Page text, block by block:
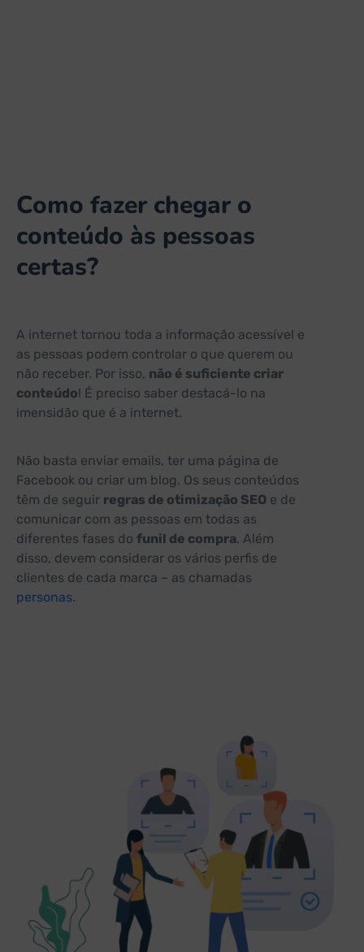
Como fazer chegar o
conteúdo às pessoas
certas?
A internet tornou toda a informação acessível e
as pessoas podem controlar o que querem ou
não receber. Por isso, não é suficiente criar
conteúdo! É preciso saber destacá-lo na
imensidão que é a internet.
Não basta enviar emails, ter uma página de
Facebook ou criar um blog. Os seus conteúdos
têm de seguir regras de otimização SEO e de
comunicar com as pessoas em todas as
diferentes fases do funil de compra. Além
disso, devem considerar os vários perfis de
clientes de cada marca – as chamadas
personas.